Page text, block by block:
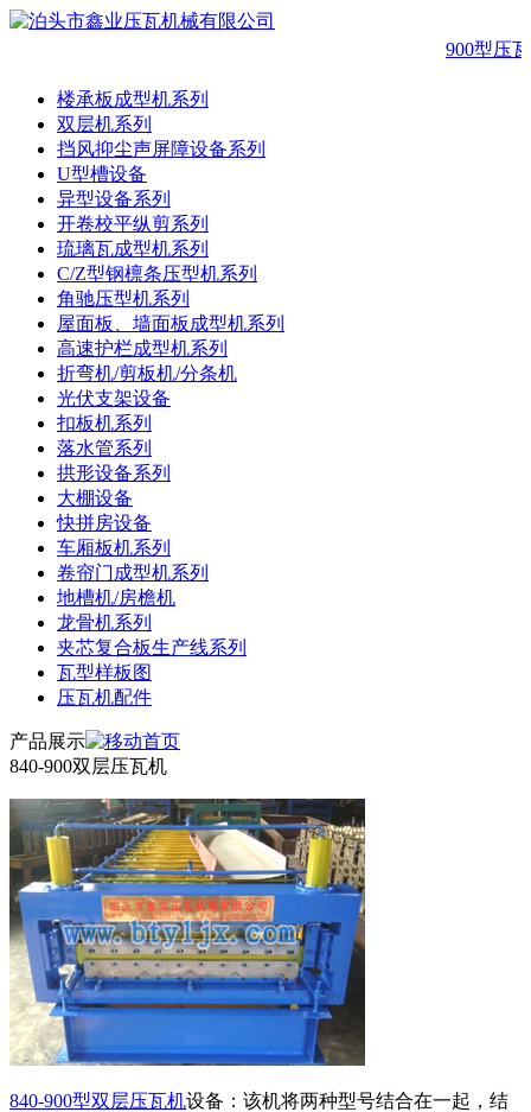
900型压
楼承板成型机系列
双层机系列
挡风抑尘声屏障设备系列
U型槽设备
异型设备系列
开卷校平纵剪系列
琉璃瓦成型机系列
C/Z型钢檩条压型机系列
角驰压型机系列
屋面板、墙面板成型机系列
高速护栏成型机系列
折弯机/剪板机/分条机
光伏支架设备
扣板机系列
落水管系列
拱形设备系列
大棚设备
快拼房设备
车厢板机系列
卷帘门成型机系列
地槽机/房檐机
龙骨机系列
夹芯复合板生产线系列
瓦型样板图
压瓦机配件
产品展示
840-900双层压瓦机
840-900型双层压瓦机设备：该机将两种型号结合在一起，结